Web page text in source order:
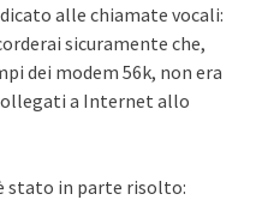
alle chiamate vocali:
sicuramente che,
dei modem 56k, non era
a Internet allo
stato in parte risolto: